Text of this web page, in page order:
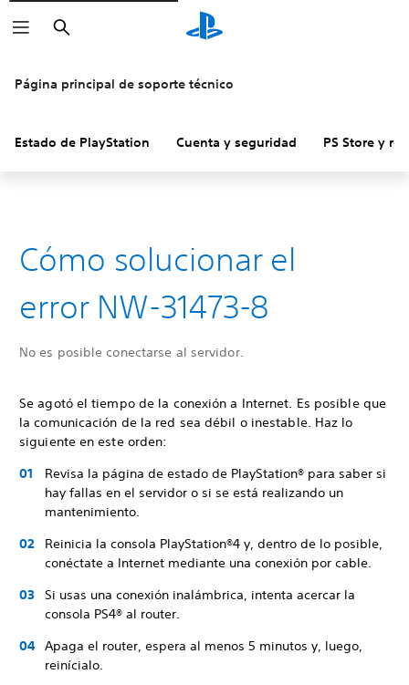
Buscar
Página principal de soporte técnico
Estado de PlayStation Cuenta y seguridad PS Store y
Cómo solucionar el
error NW-31473-8
No es posible conectarse al servidor.
Se agotó el tiempo de la conexión a Internet. Es posible que
la comunicación de la red sea débil o inestable. Haz lo
siguiente en este orden:
Revisa la página de estado de PlayStation® para saber si
hay fallas en el servidor o si se está realizando un
mantenimiento.
Reinicia la consola PlayStation®4 y, dentro de lo posible,
conéctate a Internet mediante una conexión por cable.
Si usas una conexión inalámbrica, intenta acercar la
consola PS4® al router.
Apaga el router, espera al menos 5 minutos y, luego,
reinícialo.